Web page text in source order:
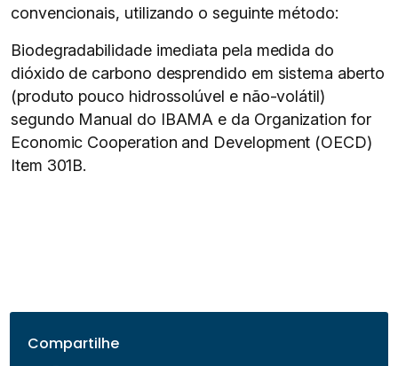
convencionais, utilizando o seguinte método:
Biodegradabilidade imediata pela medida do
dióxido de carbono desprendido em sistema aberto
(produto pouco hidrossolúvel e não-volátil)
segundo Manual do IBAMA e da Organization for
Economic Cooperation and Development (OECD)
Item 301B.
Compartilhe